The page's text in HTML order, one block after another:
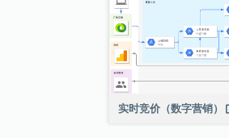
实时竞价（数字营销）